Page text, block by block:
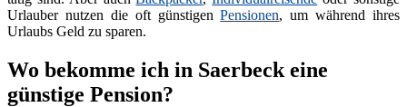
Urlauber nutzen die oft günstigenPensionen, um während ihres
Urlaubs Geld zu sparen.
Wo bekomme ich in Saerbeck eine
günstige Pension?